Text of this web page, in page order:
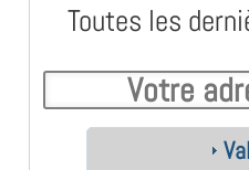
Toutes les